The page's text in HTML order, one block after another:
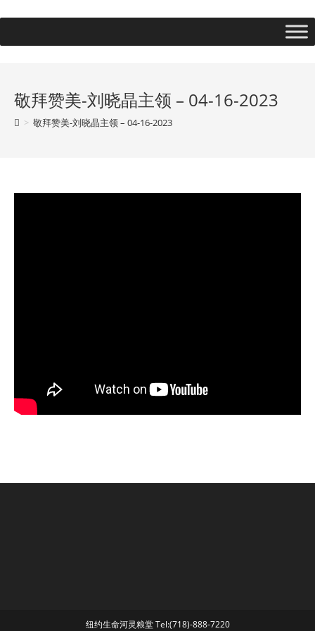
敬拜赞美-刘晓晶主领 – 04-16-2023
> 敬拜赞美-刘晓晶主领 – 04-16-2023
纽约生命河灵粮堂 Tel:(718)-888-7220